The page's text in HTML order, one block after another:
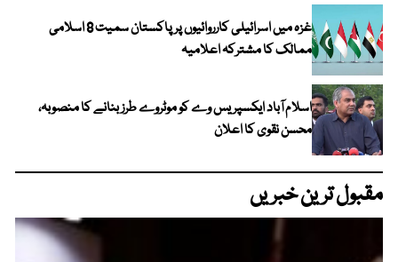
غزہ میں اسرائیلی کارروائیوں پر پاکستان سمیت 8 اسلامی
ممالک کا مشترکہ اعلامیہ
اسلام آباد ایکسپریس وے کو موٹروے طرز بنانے کا منصوبہ،
محسن نقوی کا اعلان
مقبول ترین خبریں